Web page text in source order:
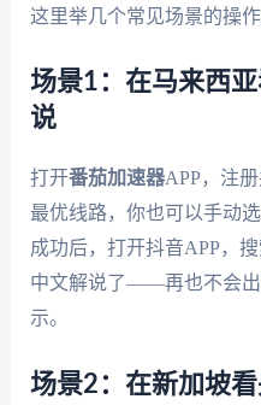
这里举几个常见场景的操作
场景1：在马来西
说
打开番茄加速器APP，注
最优线路，你也可以手动
成功后，打开抖音APP，
中文解说了——再也不会出
示。
场景2：在新加坡